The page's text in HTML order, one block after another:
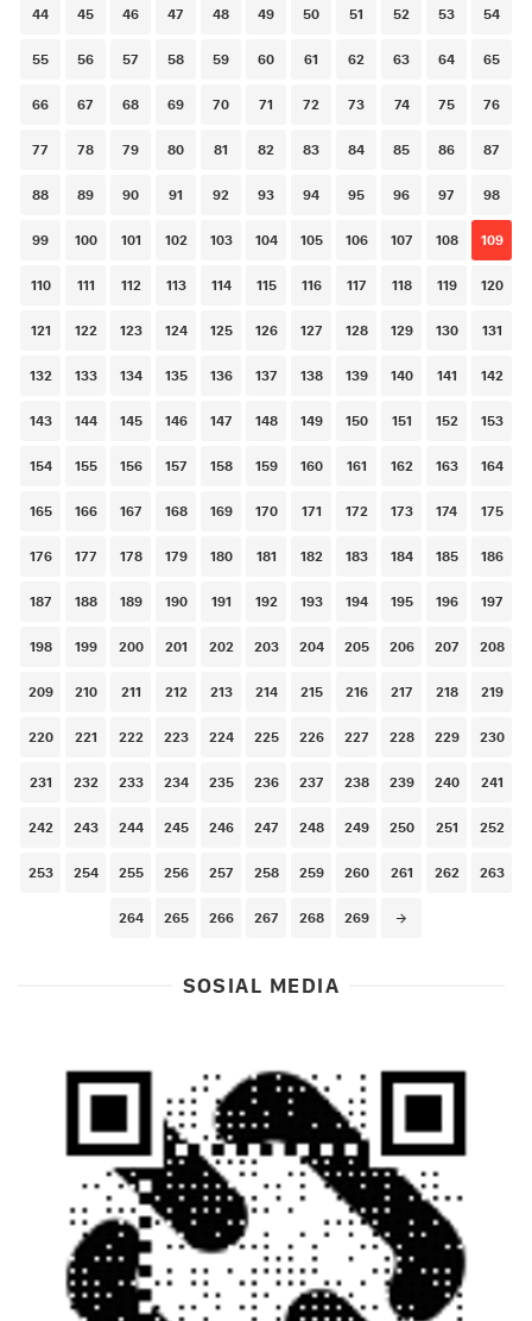
44 45 46 47 48 49 50 51 52 53 54
55 56 57 58 59 60 61 62 63 64 65
66 67 68 69 70 71 72 73 74 75 76
77 78 79 80 81 82 83 84 85 86 87
88 89 90 91 92 93 94 95 96 97 98
99 100 101 102 103 104 105 106 107 108 109
110 111 112 113 114 115 116 117 118 119 120
121 122 123 124 125 126 127 128 129 130 131
132 133 134 135 136 137 138 139 140 141 142
143 144 145 146 147 148 149 150 151 152 153
154 155 156 157 158 159 160 161 162 163 164
165 166 167 168 169 170 171 172 173 174 175
176 177 178 179 180 181 182 183 184 185 186
187 188 189 190 191 192 193 194 195 196 197
198 199 200 201 202 203 204 205 206 207 208
209 210 211 212 213 214 215 216 217 218 219
220 221 222 223 224 225 226 227 228 229 230
231 232 233 234 235 236 237 238 239 240 241
242 243 244 245 246 247 248 249 250 251 252
253 254 255 256 257 258 259 260 261 262 263
264 265 266 267 268 269
SOSIAL MEDIA